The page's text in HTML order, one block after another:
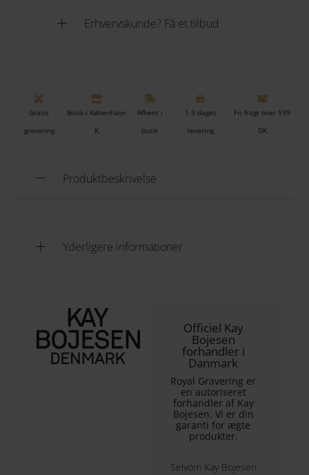
Erhvervskunde? Få et tilbud
Gratis
gravering
Butik i København
K
Afhent i
butik
1-3 dages
levering
Fri fragt over 599
DK
Produktbeskrivelse
Yderligere informationer
Officiel Kay
Bojesen
forhandler i
Danmark
Royal Gravering er
en autoriseret
forhandler af Kay
Bojesen. Vi er din
garanti for ægte
produkter.
Selvom Kay Bojesen